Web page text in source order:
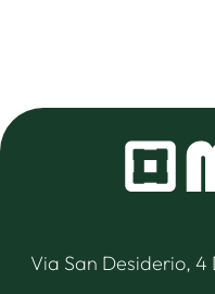
Via San Desiderio,